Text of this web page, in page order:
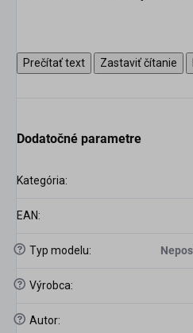
Prečítať text Zastaviť čítanie
Dodatočné parametre
Kategória:
EAN:
? Typ modelu:
? Výrobca:
? Autor: